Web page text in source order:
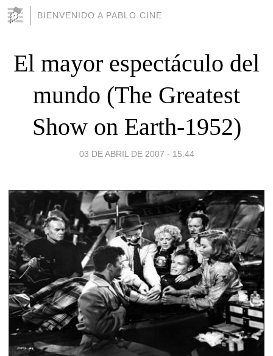
BIENVENIDO A PABLO CINE
El mayor espectáculo del
mundo (The Greatest
Show on Earth-1952)
03 DE ABRIL DE 2007 - 15:44